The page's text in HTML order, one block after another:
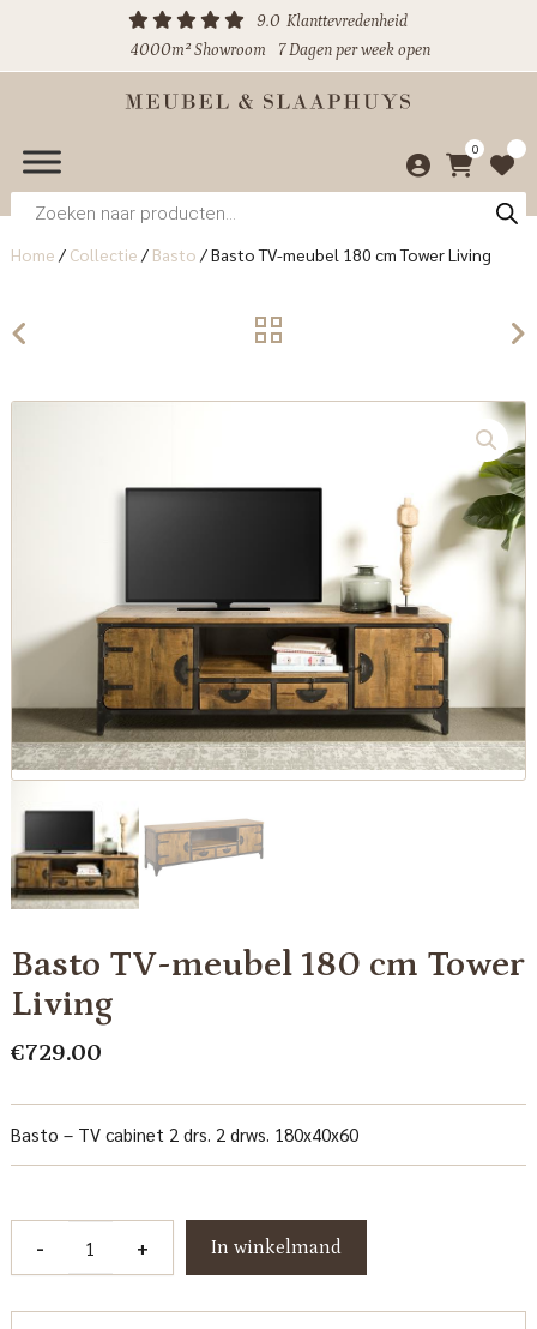
9.0 Klanttevredenheid
4000m² Showroom
7 Dagen per week open
0
Producten
zoeken
Home / Collectie / Basto /Basto TV-meubel 180 cm Tower Living
Basto TV-meubel 180 cm Tower
Living
€729.00
Basto – TV cabinet 2 drs. 2 drws. 180x40x60
- + In winkelmand